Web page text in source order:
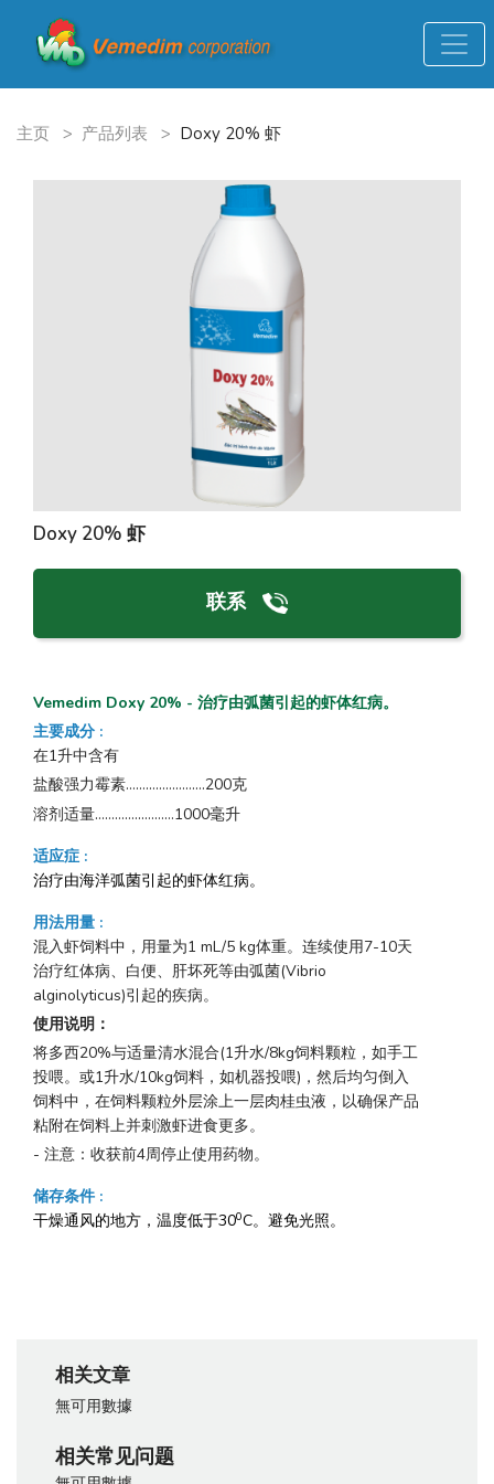
主页 > 产品列表 > Doxy 20% 虾
Doxy 20% 虾
联系
Vemedim Doxy 20% - 治疗由弧菌引起的虾体红病。
主要成分 :
在1升中含有
盐酸强力霉素…………………...200克
溶剂适量…………...………1000毫升
适应症 :
治疗由海洋弧菌引起的虾体红病。
用法用量 :
混入虾饲料中，用量为1 mL/5 kg体重。连续使用7-10天
治疗红体病、白便、肝坏死等由弧菌(Vibrio
alginolyticus)引起的疾病。
使用说明：
将多西20%与适量清水混合(1升水/8kg饲料颗粒，如手工
投喂。或1升水/10kg饲料，如机器投喂)，然后均匀倒入
饲料中，在饲料颗粒外层涂上一层肉桂虫液，以确保产品
粘附在饲料上并刺激虾进食更多。
- 注意：收获前4周停止使用药物。
储存条件 :
干燥通风的地方，温度低于300C。避免光照。
相关文章
無可用數據
相关常见问题